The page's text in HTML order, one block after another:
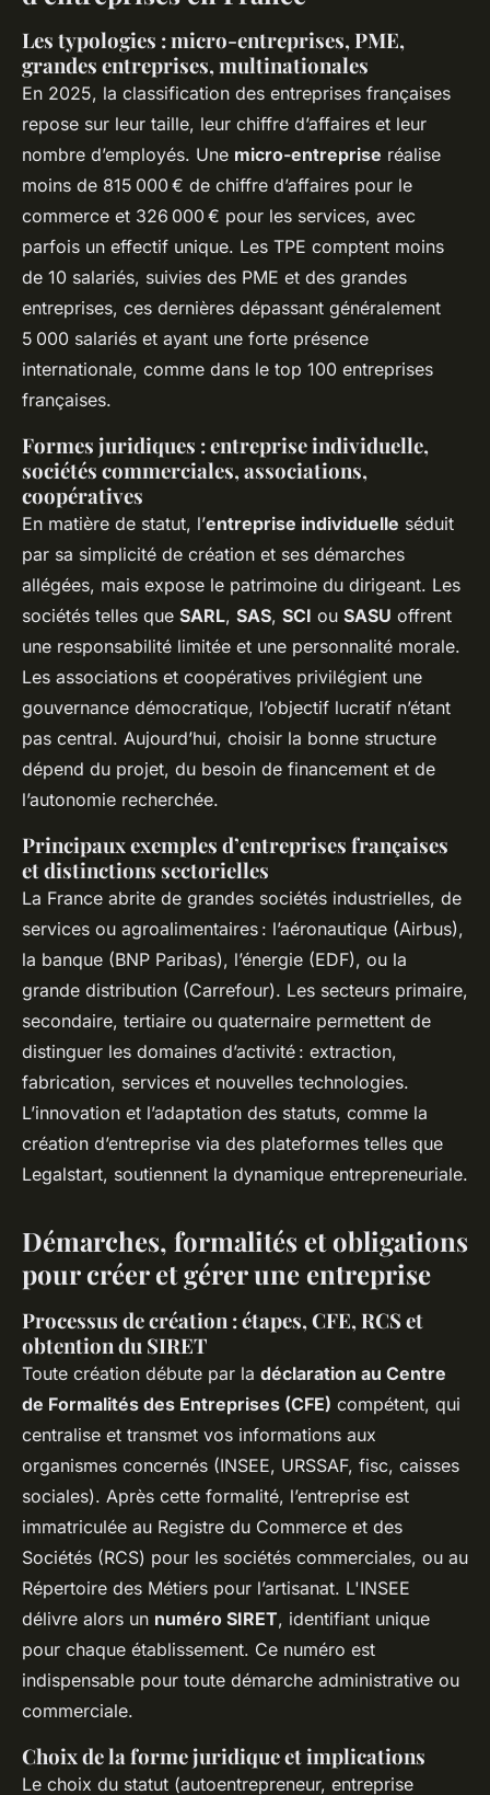
Les typologies : micro-entreprises, PME,
grandes entreprises, multinationales
En 2025, la classification des entreprises françaises
repose sur leur taille, leur chiffre d’affaires et leur
nombre d’employés. Une micro-entreprise réalise
moins de 815 000 € de chiffre d’affaires pour le
commerce et 326 000 € pour les services, avec
parfois un effectif unique. Les TPE comptent moins
de 10 salariés, suivies des PME et des grandes
entreprises, ces dernières dépassant généralement
5 000 salariés et ayant une forte présence
internationale, comme dans le top 100 entreprises
françaises.
Formes juridiques : entreprise individuelle,
sociétés commerciales, associations,
coopératives
En matière de statut, l’entreprise individuelle séduit
par sa simplicité de création et ses démarches
allégées, mais expose le patrimoine du dirigeant. Les
sociétés telles que SARL, SAS, SCI ou SASU offrent
une responsabilité limitée et une personnalité morale.
Les associations et coopératives privilégient une
gouvernance démocratique, l’objectif lucratif n’étant
pas central. Aujourd’hui, choisir la bonne structure
dépend du projet, du besoin de financement et de
l’autonomie recherchée.
Principaux exemples d’entreprises françaises
et distinctions sectorielles
La France abrite de grandes sociétés industrielles, de
services ou agroalimentaires : l’aéronautique (Airbus),
la banque (BNP Paribas), l’énergie (EDF), ou la
grande distribution (Carrefour). Les secteurs primaire,
secondaire, tertiaire ou quaternaire permettent de
distinguer les domaines d’activité : extraction,
fabrication, services et nouvelles technologies.
L’innovation et l’adaptation des statuts, comme la
création d’entreprise via des plateformes telles que
Legalstart, soutiennent la dynamique entrepreneuriale.
Démarches, formalités et obligations
pour créer et gérer une entreprise
Processus de création : étapes, CFE, RCS et
obtention du SIRET
Toute création débute par la déclaration au Centre
de Formalités des Entreprises (CFE) compétent, qui
centralise et transmet vos informations aux
organismes concernés (INSEE, URSSAF, fisc, caisses
sociales). Après cette formalité, l’entreprise est
immatriculée au Registre du Commerce et des
Sociétés (RCS) pour les sociétés commerciales, ou au
Répertoire des Métiers pour l’artisanat. L'INSEE
délivre alors un numéro SIRET, identifiant unique
pour chaque établissement. Ce numéro est
indispensable pour toute démarche administrative ou
commerciale.
Choix de la forme juridique et implications
Le choix du statut (autoentrepreneur, entreprise